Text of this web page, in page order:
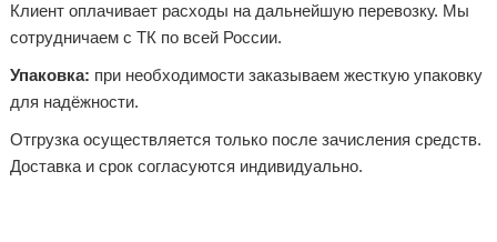
Клиент оплачивает расходы на дальнейшую перевозку. Мы
сотрудничаем с ТК по всей России.
Упаковка: при необходимости заказываем жесткую упаковку
для надёжности.
Отгрузка осуществляется только после зачисления средств.
Доставка и срок согласуются индивидуально.